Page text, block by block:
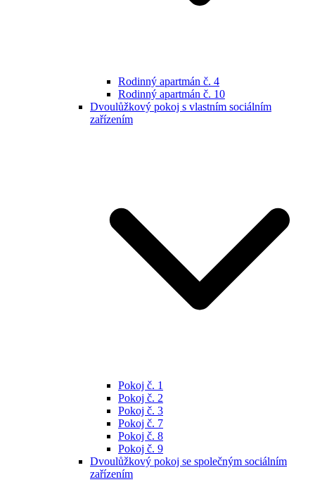
Rodinný apartmán č. 4
Rodinný apartmán č. 10
Dvoulůžkový pokoj s vlastním sociálním
zařízením
Pokoj č. 1
Pokoj č. 2
Pokoj č. 3
Pokoj č. 7
Pokoj č. 8
Pokoj č. 9
Dvoulůžkový pokoj se společným sociálním
zařízením